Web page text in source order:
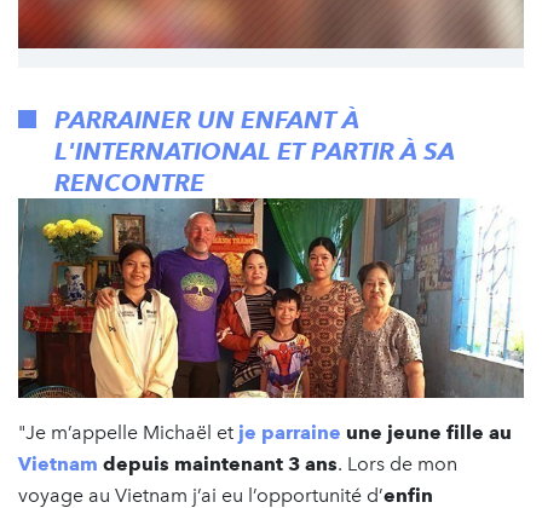
PARRAINER UN ENFANT À
L'INTERNATIONAL ET PARTIR À SA
RENCONTRE
"Je m’appelle Michaël et je parraine une jeune fille au
Vietnam depuis maintenant 3 ans. Lors de mon
voyage au Vietnam j’ai eu l’opportunité d’enfin